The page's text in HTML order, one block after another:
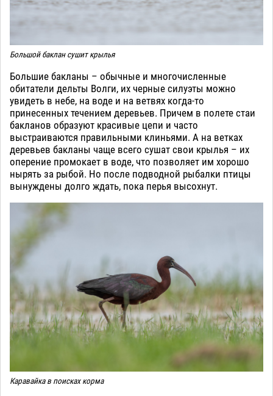
Большой баклан сушит крылья
Большие бакланы – обычные и многочисленные
обитатели дельты Волги, их черные силуэты можно
увидеть в небе, на воде и на ветвях когда-то
принесенных течением деревьев. Причем в полете стаи
бакланов образуют красивые цепи и часто
выстраиваются правильными клиньями. А на ветках
деревьев бакланы чаще всего сушат свои крылья – их
оперение промокает в воде, что позволяет им хорошо
нырять за рыбой. Но после подводной рыбалки птицы
вынуждены долго ждать, пока перья высохнут.
Каравайка в поисках корма